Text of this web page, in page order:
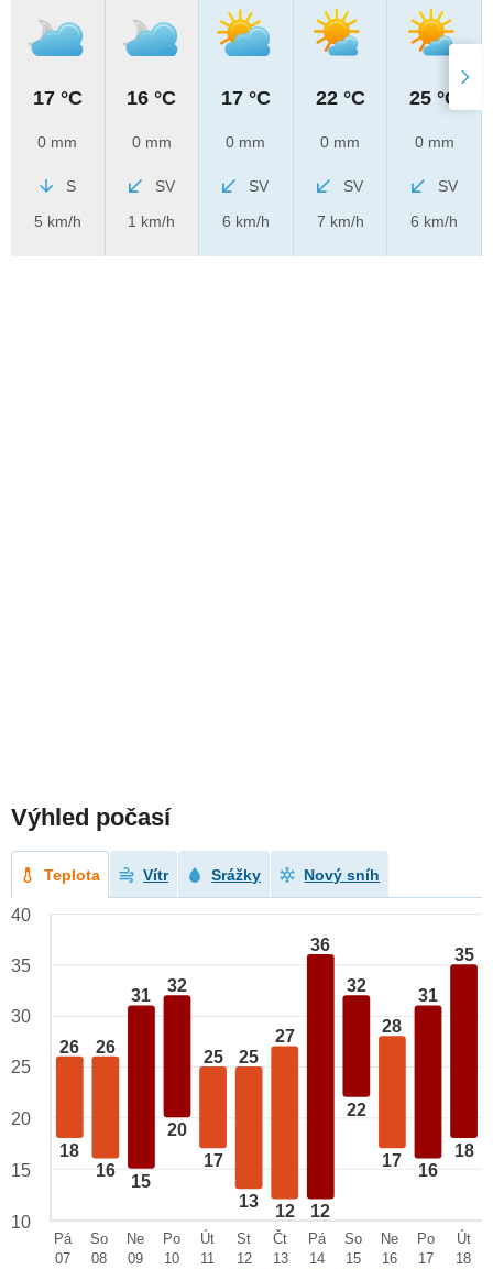
17 °C
0 mm
S
5 km/h
16 °C
0 mm
SV
1 km/h
17 °C
0 mm
SV
6 km/h
22 °C
0 mm
SV
7 km/h
25 °C
0 mm
SV
6 km/h
Výhled počasí
Teplota Vítr Srážky Nový sníh
26
18
26
16
31
15
32
20
25
17
25
13
27
12
36
12
32
22
28
17
31
16
35
18
40
35
30
25
20
15
10
Pá
07
So
08
Ne
09
Po
10
Út
11
St
12
Čt
13
Pá
14
So
15
Ne
16
Po
17
Út
18